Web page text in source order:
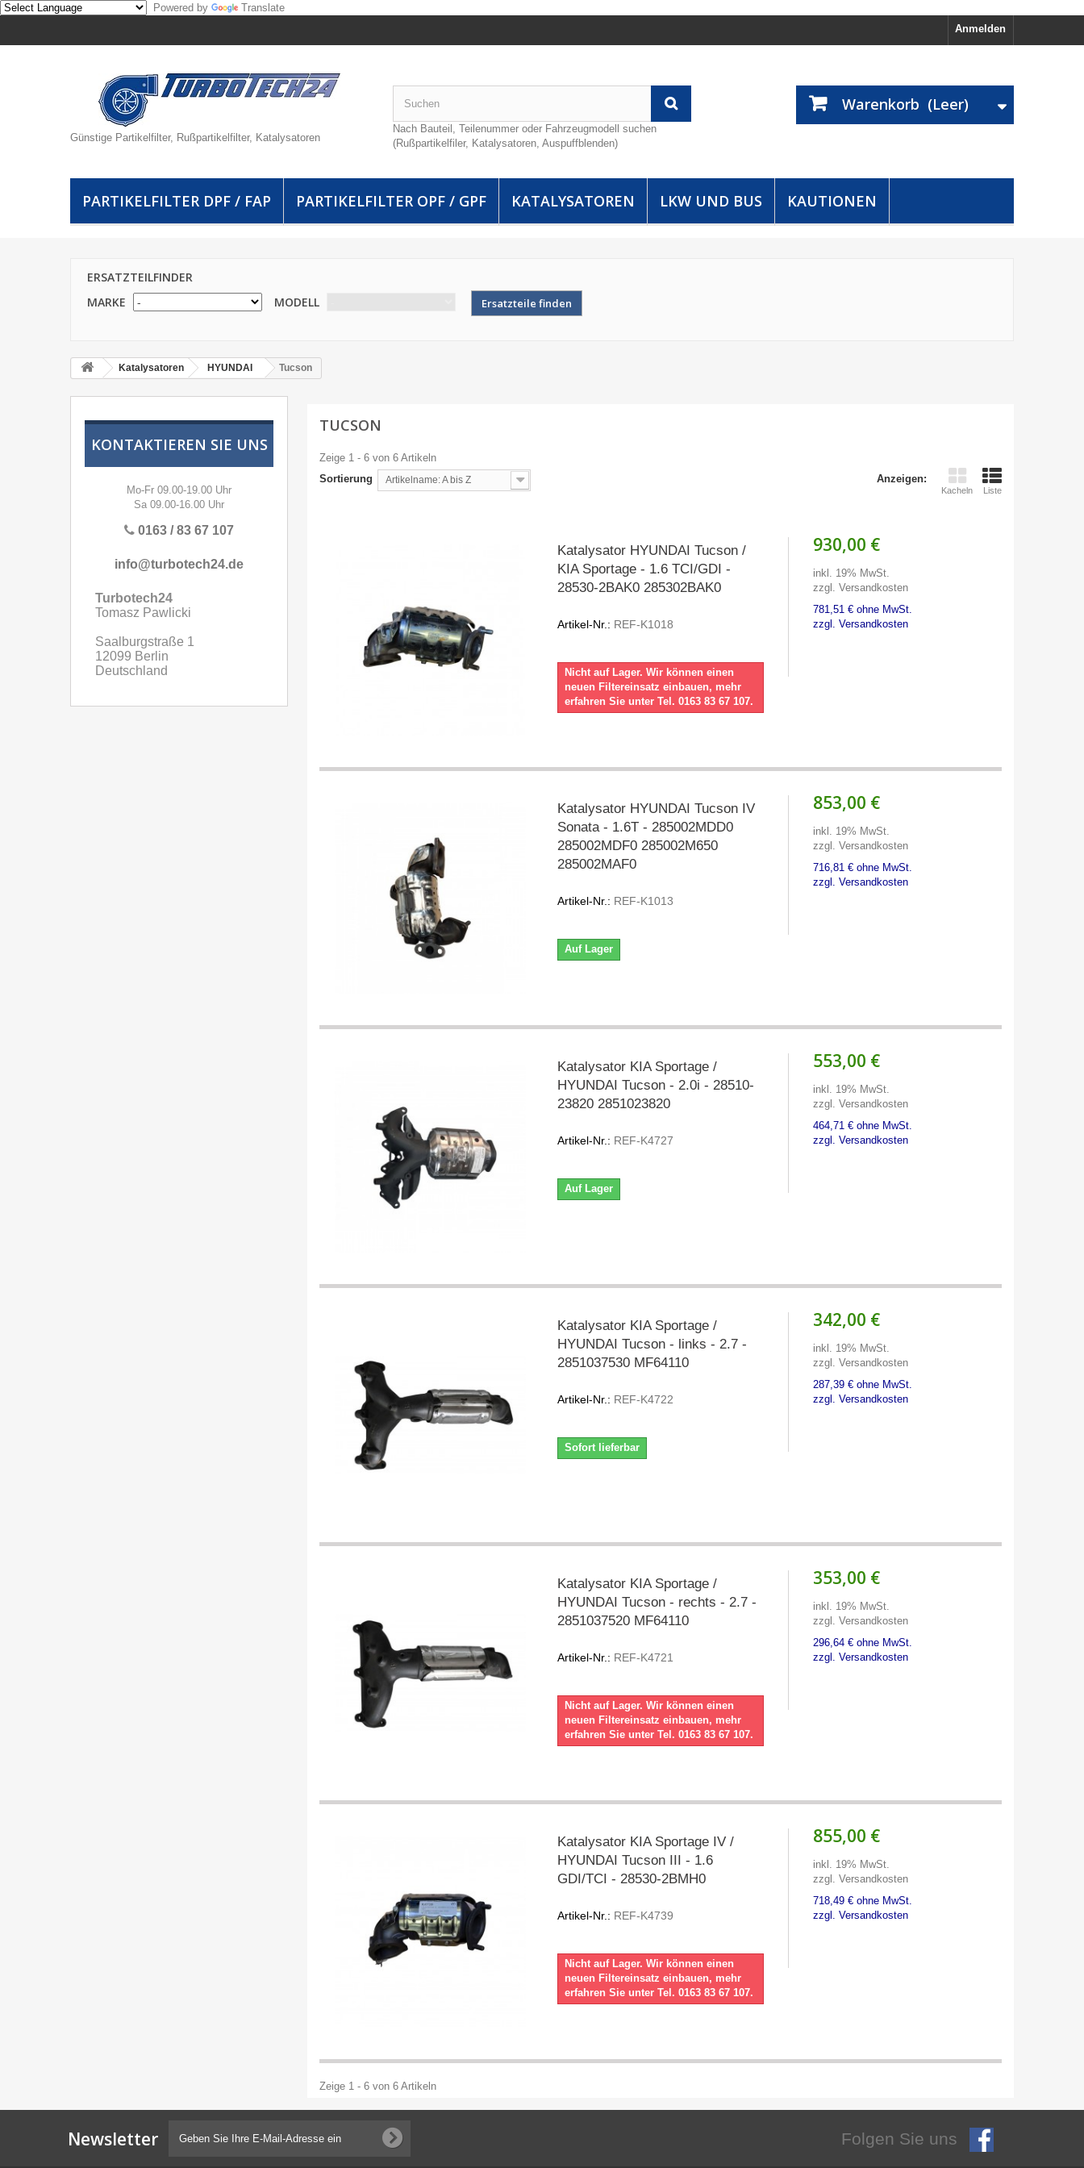
Powered by
Translate
Anmelden
Günstige Partikelfilter, Rußpartikelfilter, Katalysatoren
Nach Bauteil, Teilenummer oder Fahrzeugmodell suchen
(Rußpartikelfiler, Katalysatoren, Auspuffblenden)
Warenkorb (Leer)
PARTIKELFILTER DPF / FAP PARTIKELFILTER OPF / GPF KATALYSATOREN LKW UND BUS KAUTIONEN
ERSATZTEILFINDER
MARKE
MODELL
Katalysatoren HYUNDAI Tucson
KONTAKTIEREN SIE UNS
Mo-Fr 09.00-19.00 Uhr
Sa 09.00-16.00 Uhr
0163 / 83 67 107
info@turbotech24.de
Turbotech24
Tomasz Pawlicki
Saalburgstraße 1
12099 Berlin
Deutschland
TUCSON
Zeige 1 - 6 von 6 Artikeln
Anzeigen:
Kacheln Liste
Sortierung Artikelname: A bis Z
Katalysator HYUNDAI Tucson /
KIA Sportage - 1.6 TCI/GDI -
28530-2BAK0 285302BAK0
Artikel-Nr.: REF-K1018
Nicht auf Lager. Wir können einen
neuen Filtereinsatz einbauen, mehr
erfahren Sie unter Tel. 0163 83 67 107.
930,00 €
inkl. 19% MwSt.
zzgl. Versandkosten
781,51 € ohne MwSt.
zzgl. Versandkosten
Katalysator HYUNDAI Tucson IV
Sonata - 1.6T - 285002MDD0
285002MDF0 285002M650
285002MAF0
Artikel-Nr.: REF-K1013
Auf Lager
853,00 €
inkl. 19% MwSt.
zzgl. Versandkosten
716,81 € ohne MwSt.
zzgl. Versandkosten
Katalysator KIA Sportage /
HYUNDAI Tucson - 2.0i - 28510-
23820 2851023820
Artikel-Nr.: REF-K4727
Auf Lager
553,00 €
inkl. 19% MwSt.
zzgl. Versandkosten
464,71 € ohne MwSt.
zzgl. Versandkosten
Katalysator KIA Sportage /
HYUNDAI Tucson - links - 2.7 -
2851037530 MF64110
Artikel-Nr.: REF-K4722
Sofort lieferbar
342,00 €
inkl. 19% MwSt.
zzgl. Versandkosten
287,39 € ohne MwSt.
zzgl. Versandkosten
Katalysator KIA Sportage /
HYUNDAI Tucson - rechts - 2.7 -
2851037520 MF64110
Artikel-Nr.: REF-K4721
Nicht auf Lager. Wir können einen
neuen Filtereinsatz einbauen, mehr
erfahren Sie unter Tel. 0163 83 67 107.
353,00 €
inkl. 19% MwSt.
zzgl. Versandkosten
296,64 € ohne MwSt.
zzgl. Versandkosten
Katalysator KIA Sportage IV /
HYUNDAI Tucson III - 1.6
GDI/TCI - 28530-2BMH0
Artikel-Nr.: REF-K4739
Nicht auf Lager. Wir können einen
neuen Filtereinsatz einbauen, mehr
erfahren Sie unter Tel. 0163 83 67 107.
855,00 €
inkl. 19% MwSt.
zzgl. Versandkosten
718,49 € ohne MwSt.
zzgl. Versandkosten
Zeige 1 - 6 von 6 Artikeln
Newsletter Folgen Sie uns